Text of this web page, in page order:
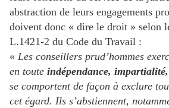
abstraction de leurs engagements
doivent donc « dire le droit » selon
L.1421-2 du Code du Travail :
« Les conseillers prud’hommes
en toute indépendance,
se comportent de façon à exclure
cet égard. Ils s’abstiennent,